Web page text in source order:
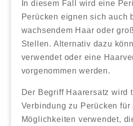
In diesem Fall wird eine
Perücken eignen sich auch
wachsendem Haar oder
Stellen. Alternativ dazu
verwendet oder eine
vorgenommen werden.
Der Begriff Haarersatz wird
Verbindung zu Perücken für
Möglichkeiten verwendet,